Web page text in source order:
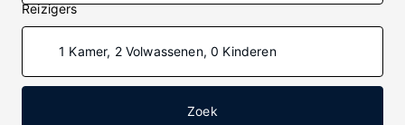
Reizigers
1 Kamer, 2 Volwassenen, 0 Kinderen
Zoek